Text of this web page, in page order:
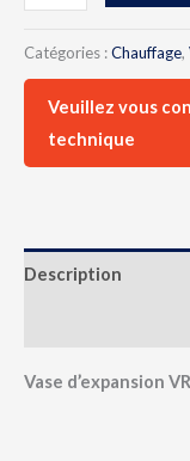
Catégories :Chauffage,
Veuillez vous
technique
Description
Vase d’expansion